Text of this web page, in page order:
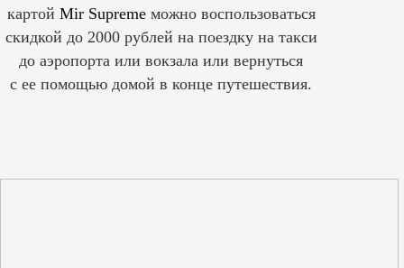
картой Mir Supreme можно воспользоваться
скидкой до 2000 рублей на поездку на такси
до аэропорта или вокзала или вернуться
с ее помощью домой в конце путешествия.